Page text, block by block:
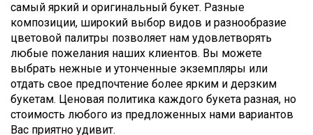
самый яркий и оригинальный букет. Разные
композиции, широкий выбор видов и разнообразие
цветовой палитры позволяет нам удовлетворять
любые пожелания наших клиентов. Вы можете
выбрать нежные и утонченные экземпляры или
отдать свое предпочтение более ярким и дерзким
букетам. Ценовая политика каждого букета разная, но
стоимость любого из предложенных нами вариантов
Вас приятно удивит.